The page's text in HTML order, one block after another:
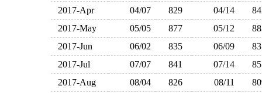
2017-Apr
04/07 829 04/14
2017-May
05/05 877 05/12
2017-Jun
06/02 835 06/09
2017-Jul
07/07 841 07/14
2017-Aug
08/04 826 08/11